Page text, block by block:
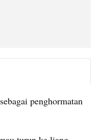
penghormatan